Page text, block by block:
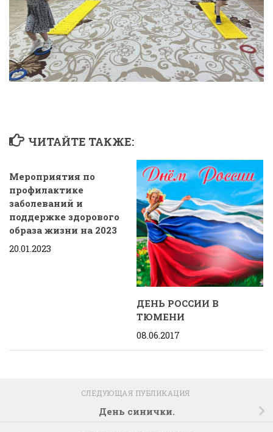
ЧИТАЙТЕ ТАКЖЕ:
Мероприятия по
профилактике
заболеваний и
поддержке здорового
образа жизни на 2023
20.01.2023
ДЕНЬ РОССИИ В
ТЮМЕНИ
08.06.2017
СЛЕДУЮЩАЯ ПУБЛИКАЦИЯ
День синички.